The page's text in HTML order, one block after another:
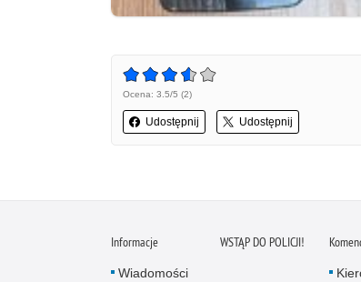
Ocena: 3.5/5 (2)
Udostępnij Udostępnij
Informacje
Wiadomości
WSTĄP DO POLICJI!